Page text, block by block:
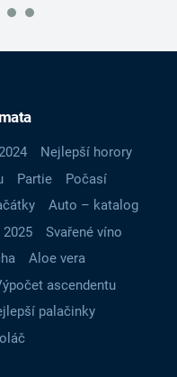
Nejlepší horory
Partie
Počasí
Auto – katalog
Svařené víno
Aloe vera
ascendentu
palačinky